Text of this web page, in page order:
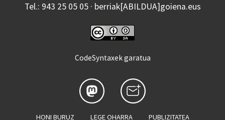
Tel.: 943 25 05 05 · berriak[ABILDUA]goiena.eus
CodeSyntaxek garatua
HONI BURUZ LEGE OHARRA PUBLIZITATEA